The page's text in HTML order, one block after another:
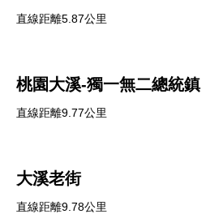
直線距離5.87公里
桃園大溪-獨一無二總統鎮
直線距離9.77公里
大溪老街
直線距離9.78公里